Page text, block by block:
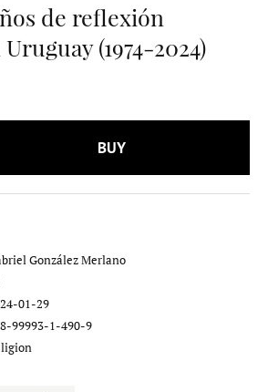
de reflexión
(1974-2024)
BUY
González Merlano
01-29
99993-1-490-9